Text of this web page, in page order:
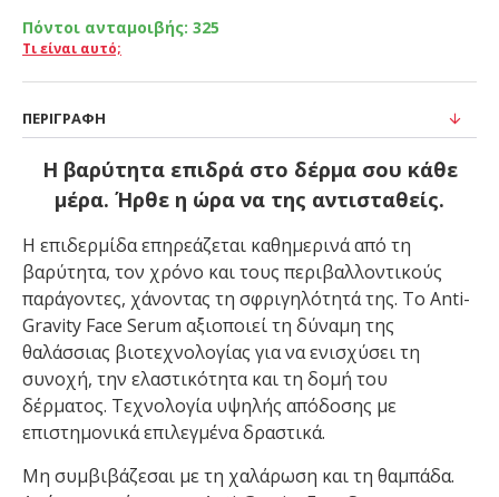
Πόντοι ανταμοιβής: 325
Τι είναι αυτό;
ΠΕΡΙΓΡΑΦΉ
Η βαρύτητα επιδρά στο δέρμα σου κάθε
μέρα. Ήρθε η ώρα να της αντισταθείς.
Η επιδερμίδα επηρεάζεται καθημερινά από τη
βαρύτητα, τον χρόνο και τους περιβαλλοντικούς
παράγοντες, χάνοντας τη σφριγηλότητά της. Το Anti-
Gravity Face Serum αξιοποιεί τη δύναμη της
θαλάσσιας βιοτεχνολογίας για να ενισχύσει τη
συνοχή, την ελαστικότητα και τη δομή του
δέρματος. Τεχνολογία υψηλής απόδοσης με
επιστημονικά επιλεγμένα δραστικά.
Μη συμβιβάζεσαι με τη χαλάρωση και τη θαμπάδα.